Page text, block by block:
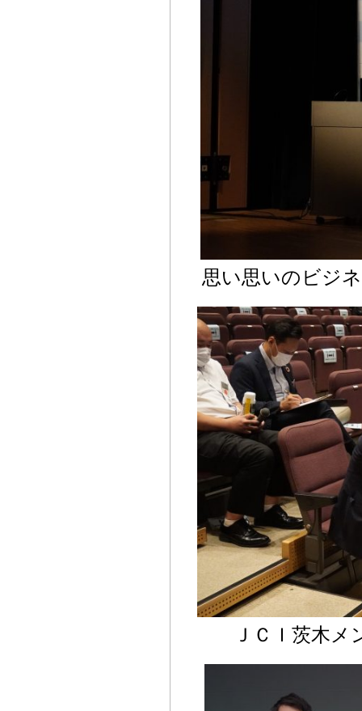
思い思いのビジ
ＪＣＩ茨木